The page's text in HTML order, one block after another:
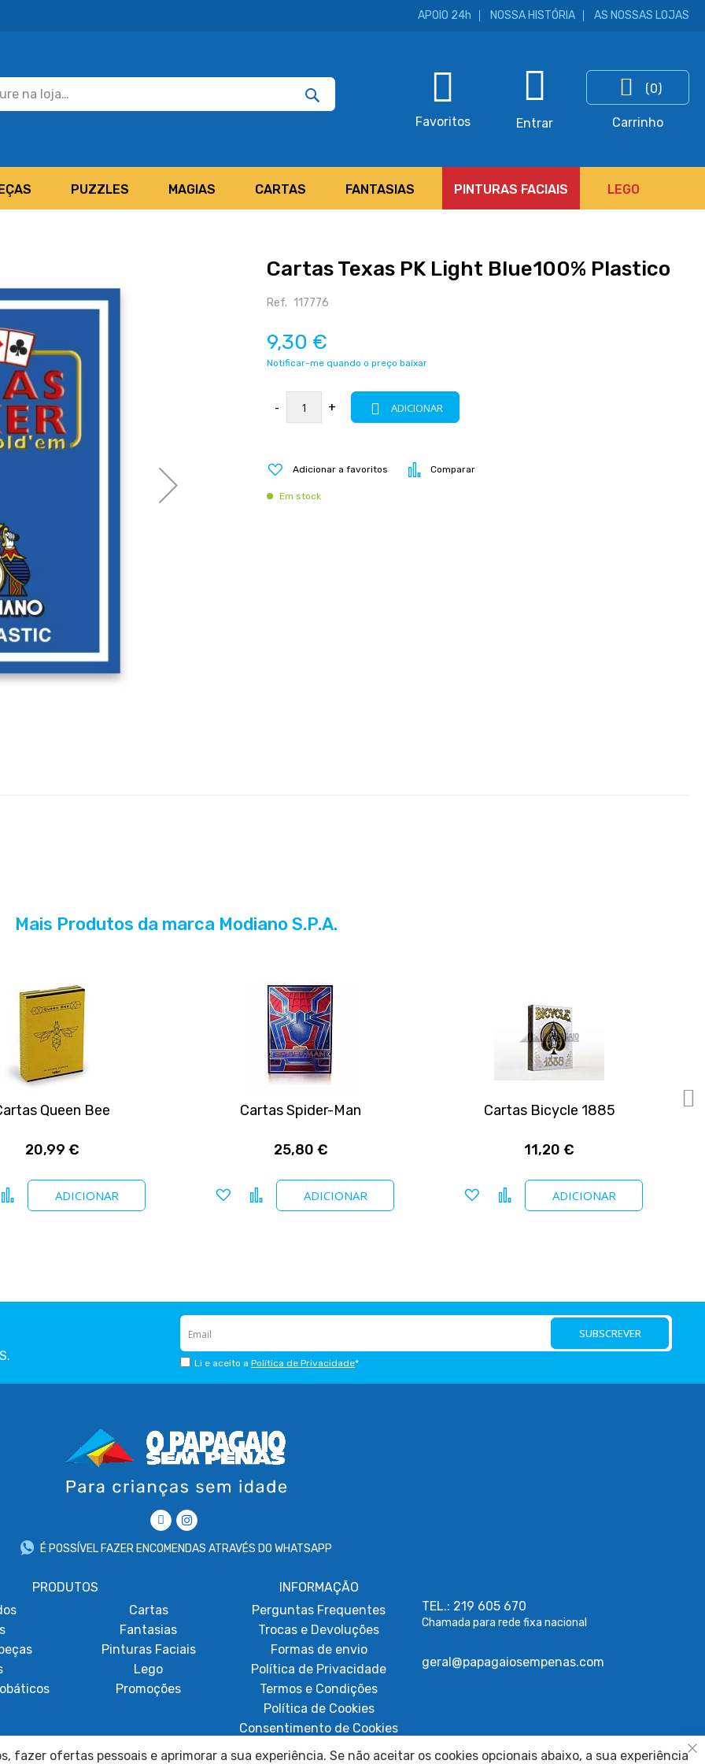
APOIO 24h NOSSA HISTÓRIA AS NOSSAS LOJAS
Pesquisar Pesquisar
Favoritos Entrar
(0)
Carrinho
PUZZLES MAGIAS CARTAS FANTASIAS PINTURAS FACIAIS LEGO
Cartas Texas PK Light Blue100% Plastico
Ref. 117776
9,30 €
Notificar-me quando o preço baixar
- + ADICIONAR
Adicionar a favoritos Comparar
Em stock
Mais Produtos da marca Modiano S.P.A.
Queen Bee
20,99 €
ADICIONAR
a favoritos
Comparar
Cartas Spider-Man
25,80 €
ADICIONAR
Adicionar a favoritos
Comparar
Cartas Bicycle 1885
11,20 €
ADICIONAR
Adicionar a favoritos
Comparar
SUBSCREVER
Li e aceito a Política de Privacidade*
É POSSÍVEL FAZER ENCOMENDAS ATRAVÉS DO WHATSAPP
PRODUTOS
Cartas
Fantasias
Pinturas Faciais
Lego
Promoções
INFORMAÇÃO
Perguntas Frequentes
Trocas e Devoluções
Formas de envio
Política de Privacidade
Termos e Condições
Política de Cookies
Consentimento de Cookies
Resolução de Litígios
TEL.: 219 605 670
Chamada para rede fixa nacional
geral@papagaiosempenas.com
fazer ofertas pessoais e aprimorar a sua experiência. Se não aceitar os cookies opcionais abaixo, a sua experiência